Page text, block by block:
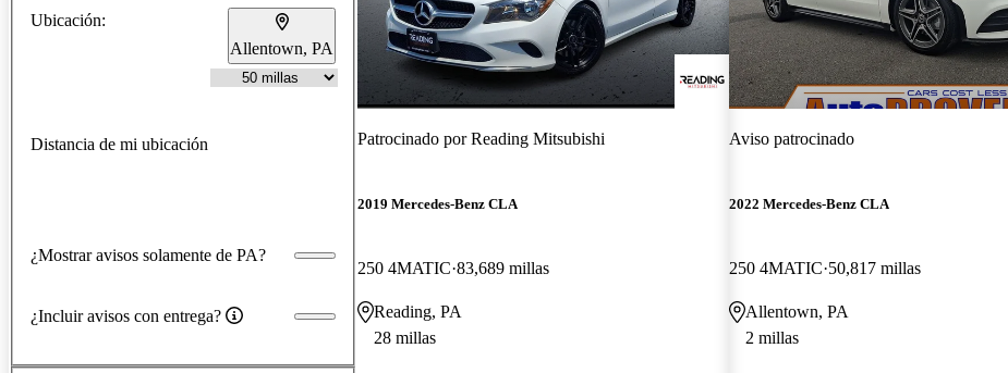
Ubicación:
Allentown, PA
Distancia de mi ubicación
¿Mostrar avisos solamente de PA?
¿Incluir avisos con entrega?
Patrocinado porReading Mitsubishi
2019 Mercedes-Benz CLA
250 4MATIC 83,689 millas
Reading, PA
28 millas
Aviso patrocinado
2022 Mercedes-Benz CLA
250 4MATIC 50,817 millas
Allentown, PA
2 millas